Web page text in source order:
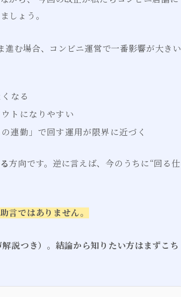
しょう。
む場合、コンビニ運営で一番影響が大きい
なる
トになりやすい
連勤」で回す運用が限界に近づく
方向です。逆に言えば、今のうちに“回る仕
言ではありません。
説つき）。結論から知りたい方はまずこち